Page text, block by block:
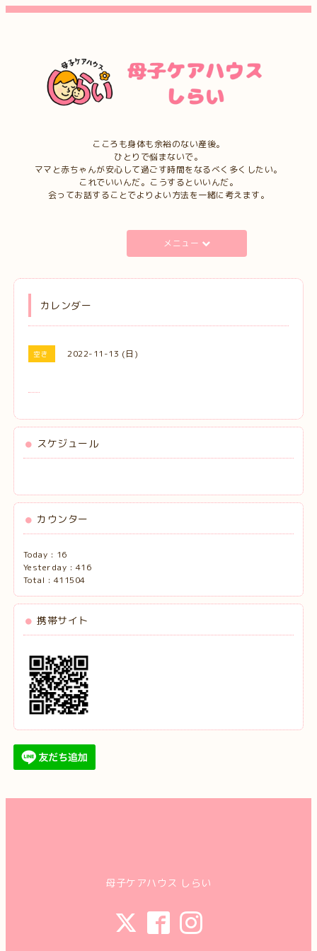
こころも身体も余裕のない産後。
ひとりで悩まないで。
ママと赤ちゃんが安心して過ごす時間をなるべく多くしたい。
これでいいんだ。こうするといいんだ。
会ってお話することでよりよい方法を一緒に考えます。
メニュー
カレンダー
空き 2022-11-13 (日)
スケジュール
カウンター
Today : 16
Yesterday : 416
Total : 411504
携帯サイト
母子ケアハウス しらい